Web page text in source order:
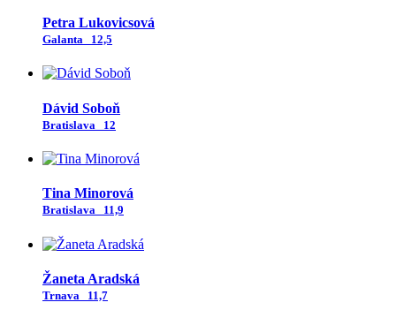
Petra Lukovicsová
Galanta 12,5
Dávid Soboň
Bratislava 12
Tina Minorová
Bratislava 11,9
Žaneta Aradská
Trnava 11,7